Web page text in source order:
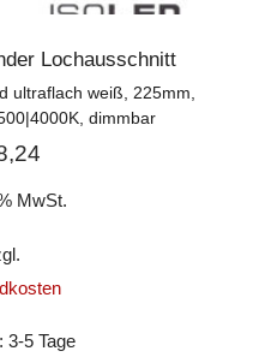
Lochausschnitt
ultraflach weiß, 225mm,
dimmbar
MwSt.
3-5 Tage